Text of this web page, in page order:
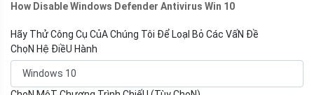
How Disable Windows Defender Antivirus Win 10
Hãy Thử Công Cụ CủA Chúng Tôi Để LoạI Bỏ Các VấN Đề
ChọN Hệ ĐiềU Hành